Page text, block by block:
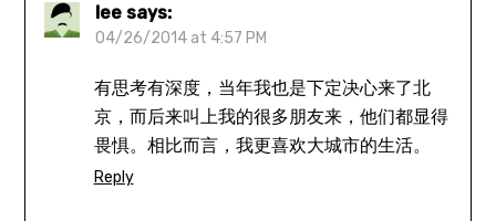
lee says:
04/26/2014 at 4:57 PM
有思考有深度，当年我也是下定决心来了北
京，而后来叫上我的很多朋友来，他们都显得
畏惧。相比而言，我更喜欢大城市的生活。
Reply